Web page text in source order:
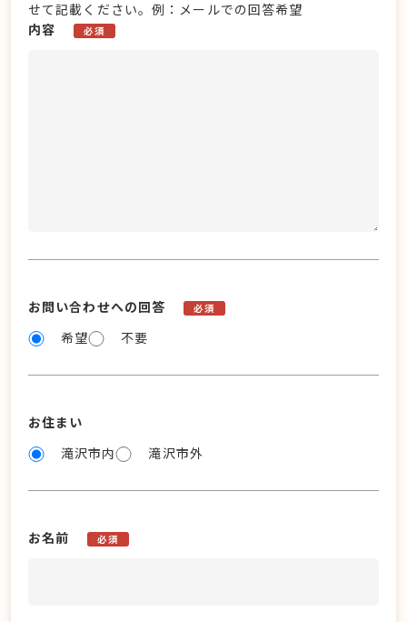
せて記載ください。例：メールでの回答希望
内容
必須
お問い合わせへの回答 必須
希望 不要
お住まい
滝沢市内
滝沢市外
お名前 必須